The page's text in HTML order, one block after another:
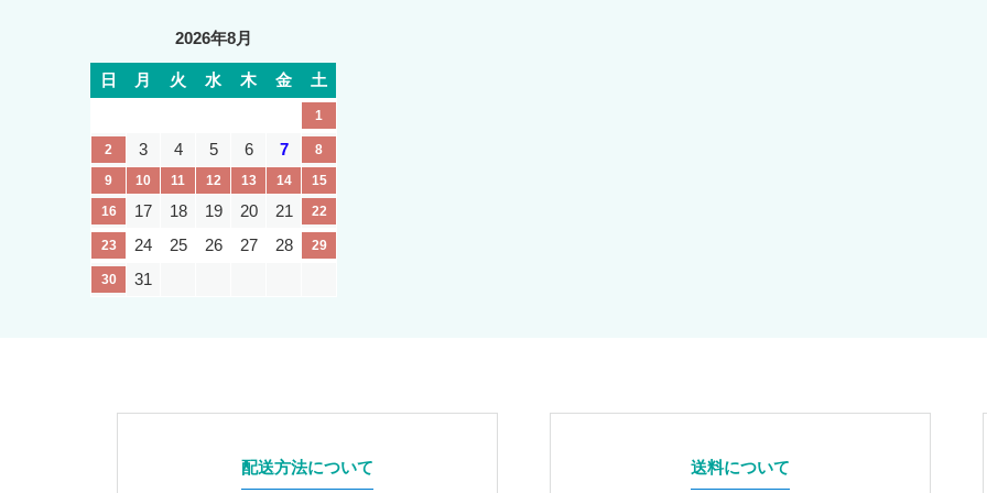
2026年8月
日 月 火 水 木 金 土
1
2 3 4 5 6 7
8
9
10 11 12 13 14
15
16
17 18 19 20 21 22
23 24 25 26 27 28 29
30 31
配送方法について 送料について